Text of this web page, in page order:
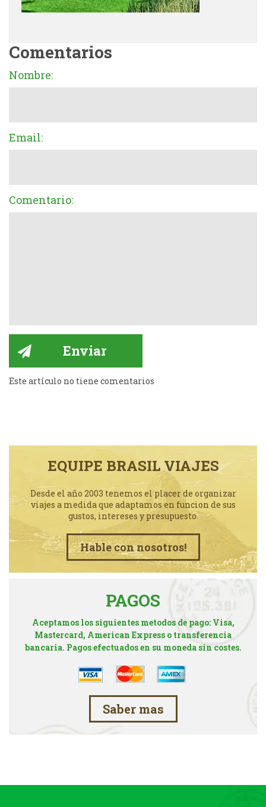
Comentarios
Nombre:
Email:
Comentario:
Este artículo no tiene comentarios
EQUIPE BRASIL VIAJES
Desde el año 2003 tenemos el placer de organizar
viajes a medida que adaptamos en funcion de sus
gustos, intereses y presupuesto.
Hable con nosotros!
PAGOS
Aceptamos los siguientes metodos de pago: Visa,
Mastercard, American Express o transferencia
bancaria. Pagos efectuados en su moneda sin costes.
Saber mas